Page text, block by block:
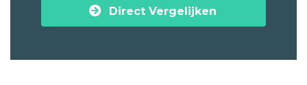
Direct Vergelijken